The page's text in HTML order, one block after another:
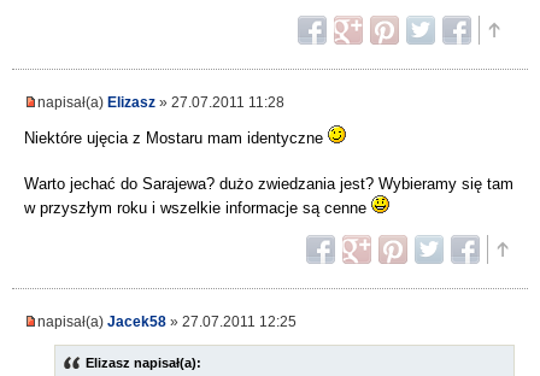
napisał(a) Elizasz » 27.07.2011 11:28
Niektóre ujęcia z Mostaru mam identyczne
Warto jechać do Sarajewa? dużo zwiedzania jest? Wybieramy się tam
w przyszłym roku i wszelkie informacje są cenne
napisał(a) Jacek58 » 27.07.2011 12:25
Elizasz napisał(a):